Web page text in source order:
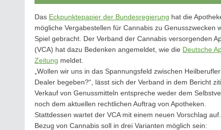
Das Eckpunktepapier der Bundesregierung hat die
mögliche Vergabestellen für Cannabis zu Genusszwecken
Spiel gebracht. Der Verband der Cannabis versorgenden
(VCA) hat dazu Bedenken angemeldet, wie die Deutsche
Zeitung meldet.
„Wollen wir uns in das Spannungsfeld zwischen
Dealer begeben?“, lässt sich der Verband in dem Bericht
Verkauf von Genussmitteln entspreche weder dem
noch dem aktuellen rechtlichen Auftrag von Apotheken.
Stattdessen wartet der VCA mit einem neuen Vorschlag
Bezug von Cannabis soll in drei Varianten möglich sein: